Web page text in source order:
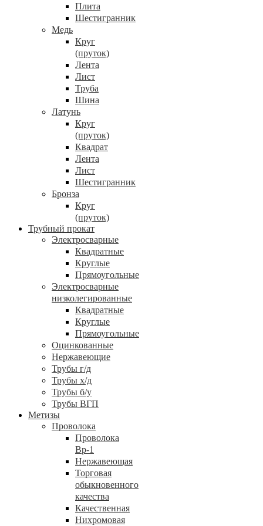
Плита
Шестигранник
Медь
Круг
(пруток)
Лента
Лист
Труба
Шина
Латунь
Круг
(пруток)
Квадрат
Лента
Лист
Шестигранник
Бронза
Круг
(пруток)
Трубный прокат
Электросварные
Квадратные
Круглые
Прямоугольные
Электросварные
низколегированные
Квадратные
Круглые
Прямоугольные
Оцинкованные
Нержавеющие
Трубы г/д
Трубы х/д
Трубы б/у
Трубы ВГП
Метизы
Проволока
Проволока
Вр-1
Нержавеющая
Торговая
обыкновенного
качества
Качественная
Нихромовая